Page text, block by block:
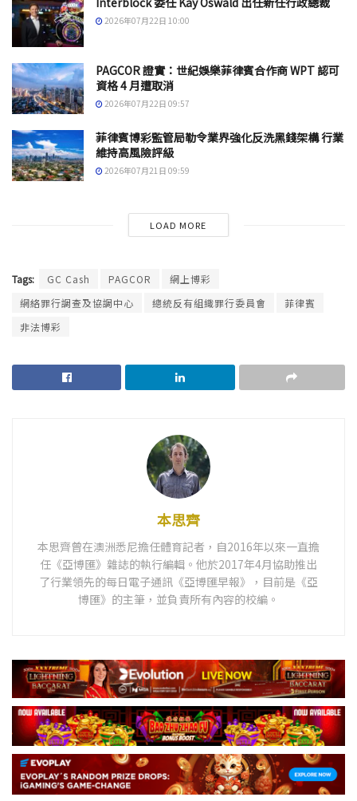
2026年07月22日 10:00
PAGCOR 證實：世紀娛樂菲律賓合作商 WPT 認可
資格 4 月遭取消
2026年07月22日 09:57
菲律賓博彩監管局勒令業界強化反洗黑錢架構 行業
維持高風險評級
2026年07月21日 09:59
LOAD MORE
Tags: GC Cash PAGCOR
網上博彩
網絡罪行調查及協調中心
總統反有組織罪行委員會
菲律賓
非法博彩
本思齊
本思齊曾在澳洲悉尼擔任體育記者，自2016年以來一直擔
任《亞博匯》雜誌的執行編輯。他於2017年4月協助推出
了行業領先的每日電子通訊《亞博匯早報》，目前是《亞
博匯》的主筆，並負責所有內容的校編。